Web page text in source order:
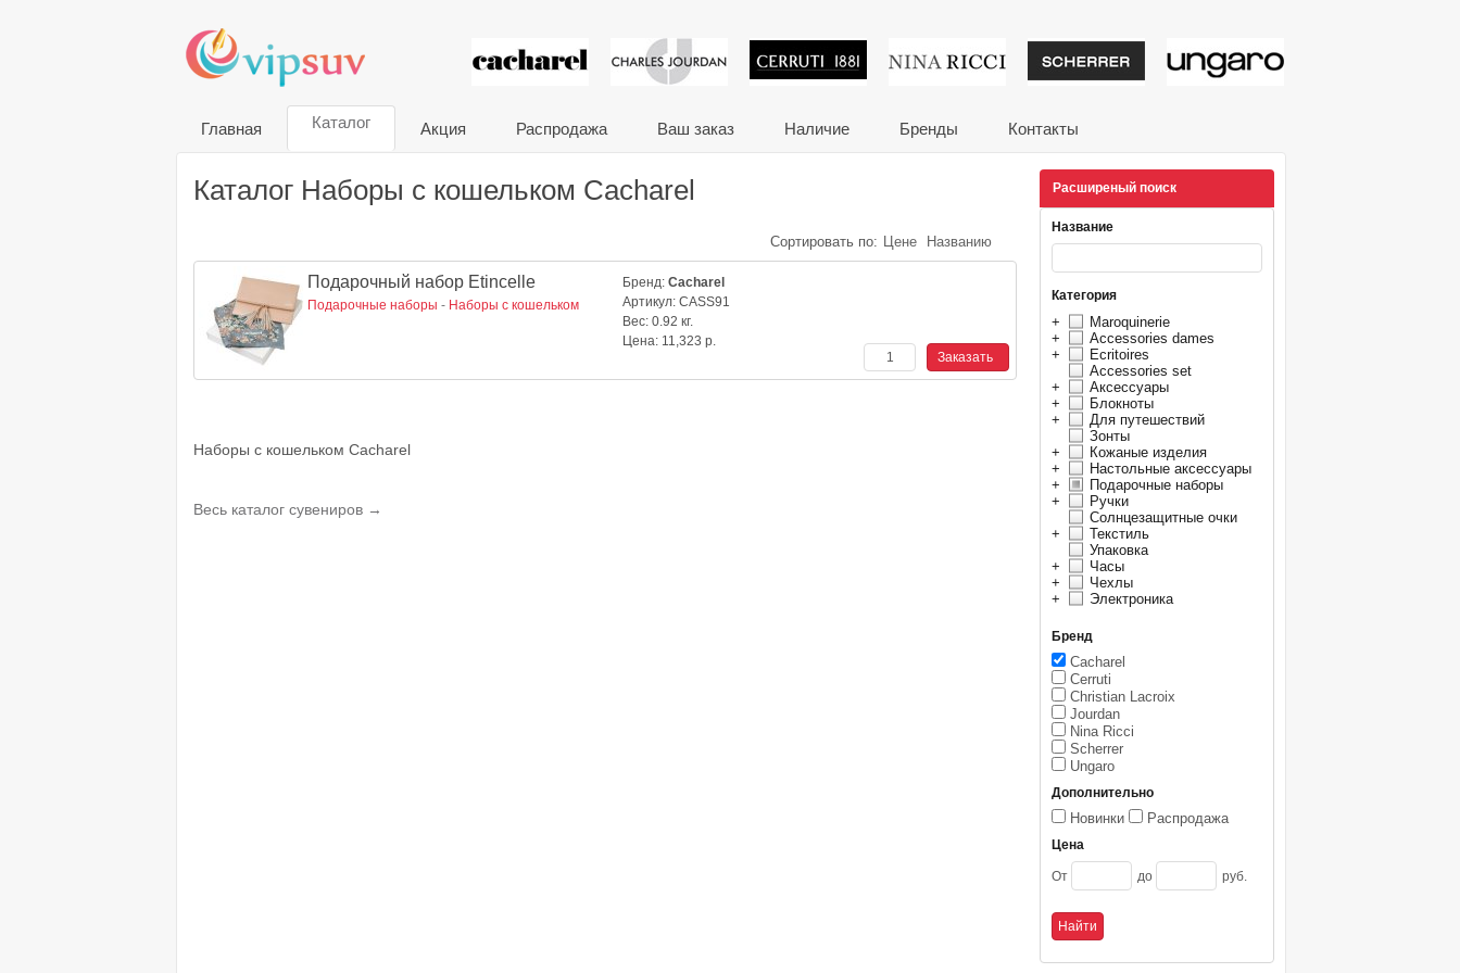
VIP сувениры и корпоративные подарки от
Главная Каталог Акция Распродажа Ваш заказ Наличие Бренды Контакты
Расширеный поиск
Название
Категория
+
Maroquinerie
+
Accessories dames
+
Ecritoires
Accessories set
+
Аксессуары
+
Блокноты
+
Для путешествий
Зонты
+
Кожаные изделия
+
Настольные аксессуары
+
Подарочные наборы
+
Ручки
Солнцезащитные очки
+
Текстиль
Упаковка
+
Часы
+
Чехлы
+
Электроника
Бренд
Cacharel
Cerruti
Christian Lacroix
Jourdan
Nina Ricci
Scherrer
Ungaro
Дополнительно
Новинки Распродажа
Цена
От до руб.
Каталог Наборы с кошельком Cacharel
Сортировать по: Цене Названию
Подарочный набор Etincelle
Подарочные наборы - Наборы с кошельком
Бренд: Cacharel
Артикул: CASS91
Вес: 0.92 кг.
Цена: 11,323 р.
Наборы с кошельком Cacharel
Весь каталог сувениров →